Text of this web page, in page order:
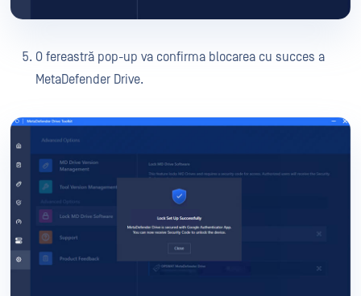
O fereastră pop-up va confirma blocarea cu succes a
MetaDefender Drive.